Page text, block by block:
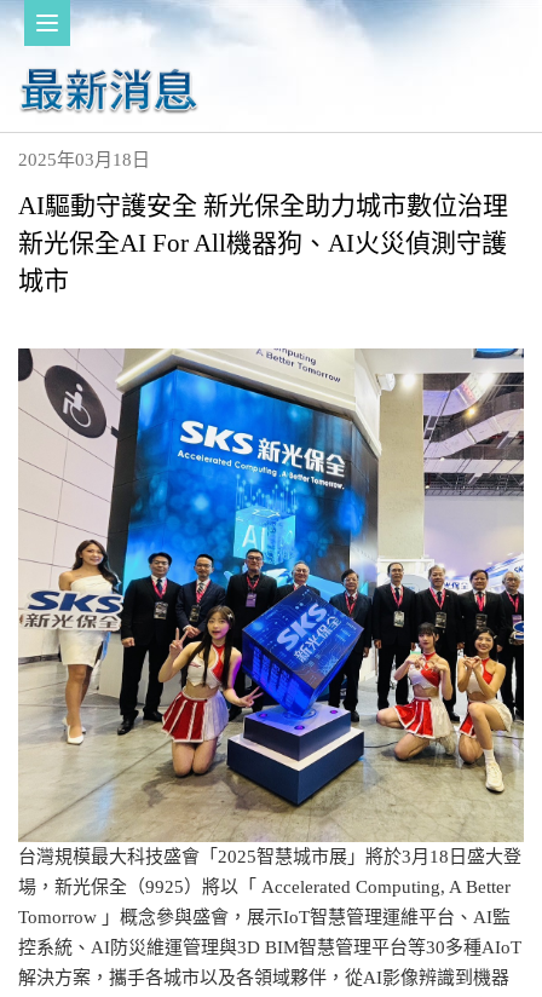
2025年03月18日
AI驅動守護安全 新光保全助力城市數位治理
新光保全AI For All機器狗、AI火災偵測守護
城市
台灣規模最大科技盛會「2025智慧城市展」將於3月18日盛大登
場，新光保全（9925）將以「 Accelerated Computing, A Better
Tomorrow 」概念參與盛會，展示IoT智慧管理運維平台、AI監
控系統、AI防災維運管理與3D BIM智慧管理平台等30多種AIoT
解決方案，攜手各城市以及各領域夥伴，從AI影像辨識到機器